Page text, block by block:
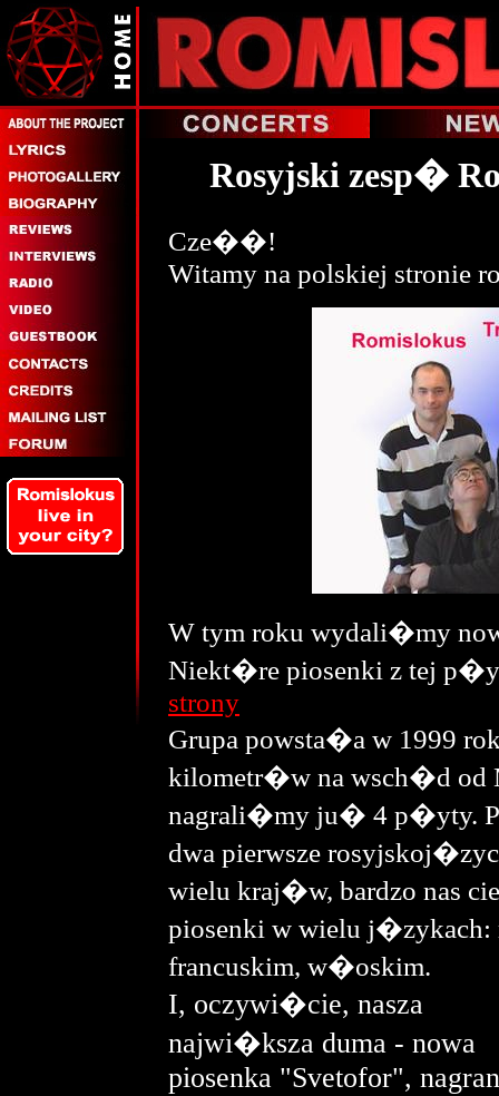
Rosyjski zesp�
Cze��!
Witamy na polskiej stronie
W tym roku wydali�my
Niekt�re piosenki z tej
strony
Grupa powsta�a w 1999
kilometr�w na wsch�d od
nagrali�my ju� 4 p�yty.
dwa pierwsze
wielu kraj�w, bardzo nas
piosenki w wielu j�zykach:
francuskim, w�oskim.
I, oczywi�cie, nasza
najwi�ksza duma - nowa
piosenka "Svetofor",